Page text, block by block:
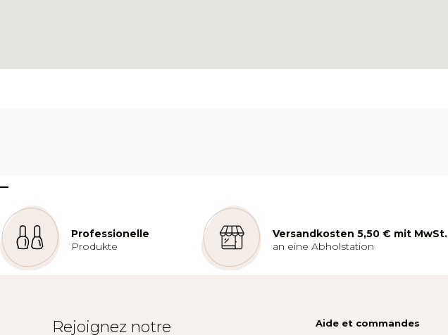
–
Professionelle
Produkte
Versandkosten 5,50 € mit MwSt.
an eine Abholstation
Rejoignez notre Aide et commandes